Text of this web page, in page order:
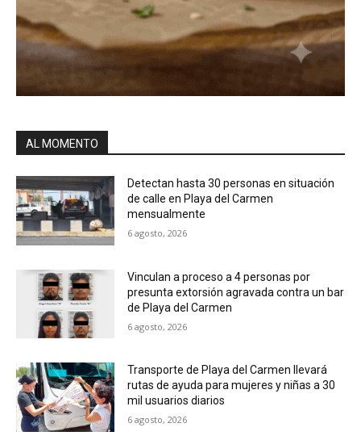
AL MOMENTO
Detectan hasta 30 personas en situación
de calle en Playa del Carmen
mensualmente
6 agosto, 2026
Vinculan a proceso a 4 personas por
presunta extorsión agravada contra un bar
de Playa del Carmen
6 agosto, 2026
Transporte de Playa del Carmen llevará
rutas de ayuda para mujeres y niñas a 30
mil usuarios diarios
6 agosto, 2026